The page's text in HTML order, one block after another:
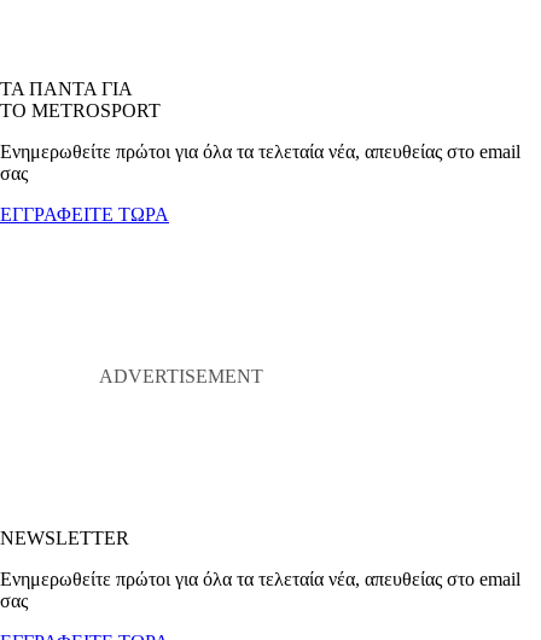
ΤΑ ΠΑΝΤΑ ΓΙΑ
ΤΟ METROSPORT
Ενημερωθείτε πρώτοι για όλα τα τελεταία νέα, απευθείας στο email
σας
ΕΓΓΡΑΦΕΙΤΕ ΤΩΡΑ
NEWSLETTER
Ενημερωθείτε πρώτοι για όλα τα τελεταία νέα, απευθείας στο email
σας